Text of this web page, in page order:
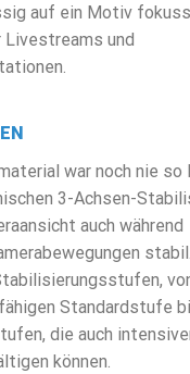
auf ein Motiv
Livestreams und
war noch nie so
3-Achsen-
auch während
Standardstufe
die auch
können.